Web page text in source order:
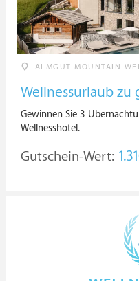
ALMGUT MOUNTAIN
Wellnessurlaub zu
Gewinnen Sie 3
Wellnesshotel.
Gutschein-Wert: